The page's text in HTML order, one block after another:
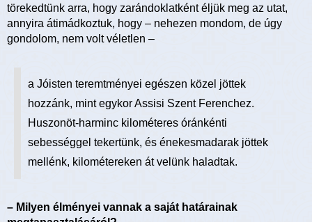
törekedtünk arra, hogy zarándoklatként éljük meg az utat,
annyira átimádkoztuk, hogy – nehezen mondom, de úgy
gondolom, nem volt véletlen –
a Jóisten teremtményei egészen közel jöttek
hozzánk, mint egykor Assisi Szent Ferenchez.
Huszonöt-harminc kilométeres óránkénti
sebességgel tekertünk, és énekesmadarak jöttek
mellénk, kilométereken át velünk haladtak.
– Milyen élményei vannak a saját határainak